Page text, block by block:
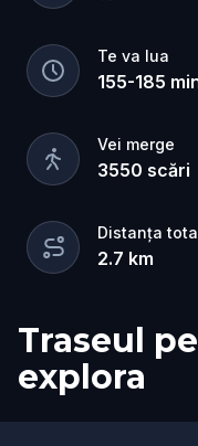
Te va lua
155-185
Vei merge
3550 scări
Distanța
2.7 km
Traseul
explora
Start
Sosire